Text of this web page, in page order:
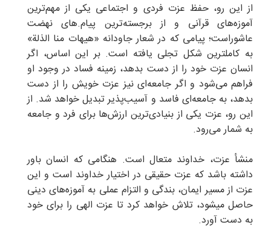
از این رو، حفظ عزت فردی و اجتماعی یکی از مهم‌ترین
آموزه‌های قرآنی و از برجسته‌ترین پیام.های نهضت
عاشوراست؛ پیامی که در شعار جاودانه «هیهات منا الذلة»
به کاملترین شکل تجلی یافته است. بر این اساس، اگر
انسان عزت خود را از دست بدهد، زمینه فساد در وجود او
فراهم می‌شود و اگر جامعه‌ای نیز عزت خویش را از دست
بدهد، به جامعه‌ای فاسد و آسیب‌پذیر تبدیل خواهد شد. از
این رو، عزت یکی از بنیادی‌ترین ارزش‌ها برای فرد و جامعه
به شمار می‌رود.
منشأ عزت، خداوند متعال است. هنگامی که انسان باور
داشته باشد که عزت حقیقی در اختیار خداوند است و این
عزت از مسیر ایمان، بندگی و التزام عملی به آموزه‌های دینی
حاصل میشود، تلاش خواهد کرد تا عزت الهی را برای خود
به دست آورد.